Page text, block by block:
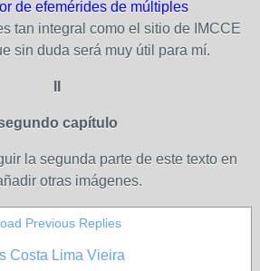
de efemérides de múltiples
tan integral como el sitio de IMCCE
sin duda será muy útil para mí.
capítulo
la segunda parte de este texto en
otras imágenes.
Previous Replies
Costa Lima Vieira